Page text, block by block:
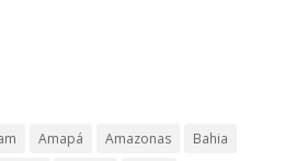
Amapá Amazonas
Bahia